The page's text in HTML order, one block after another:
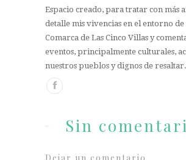
Espacio creado, para tratar con más
detalle mis vivencias en el entorno de
Comarca de Las Cinco Villas y
eventos, principalmente culturales,
nuestros pueblos y dignos de resaltar.
Sin